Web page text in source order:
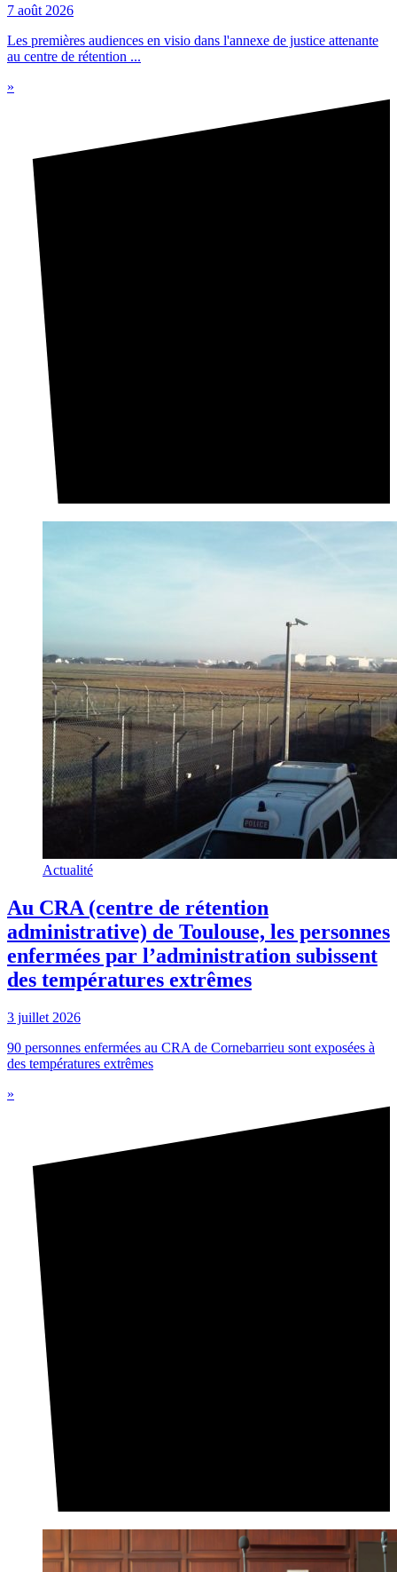
7 août 2026
Les premières audiences en visio dans l'annexe de justice attenante
au centre de rétention ...
»
Actualité
Au CRA (centre de rétention
administrative) de Toulouse, les personnes
enfermées par l’administration subissent
des températures extrêmes
3 juillet 2026
90 personnes enfermées au CRA de Cornebarrieu sont exposées à
des températures extrêmes
»